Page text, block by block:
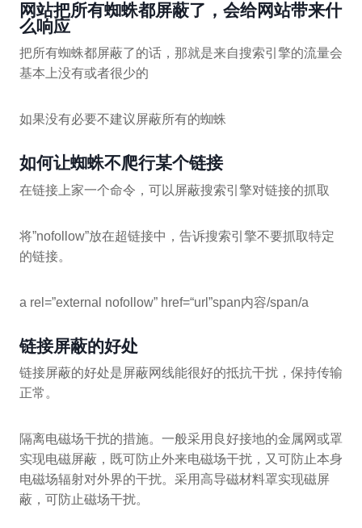
网站把所有蜘蛛都屏蔽了，会给网站带来什
么响应
把所有蜘蛛都屏蔽了的话，那就是来自搜索引擎的流量会
基本上没有或者很少的
如果没有必要不建议屏蔽所有的蜘蛛
如何让蜘蛛不爬行某个链接
在链接上家一个命令，可以屏蔽搜索引擎对链接的抓取
将”nofollow”放在超链接中，告诉搜索引擎不要抓取特定
的链接。
a rel=”external nofollow” href=“url”span内容/span/a
链接屏蔽的好处
链接屏蔽的好处是屏蔽网线能很好的抵抗干扰，保持传输
正常。
隔离电磁场干扰的措施。一般采用良好接地的金属网或罩
实现电磁屏蔽，既可防止外来电磁场干扰，又可防止本身
电磁场辐射对外界的干扰。采用高导磁材料罩实现磁屏
蔽，可防止磁场干扰。